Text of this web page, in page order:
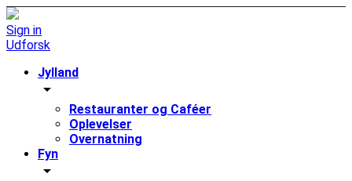
Sign in
Udforsk
Jylland
arrow_drop_down
Restauranter og Caféer
Oplevelser
Overnatning
Fyn
arrow_drop_down